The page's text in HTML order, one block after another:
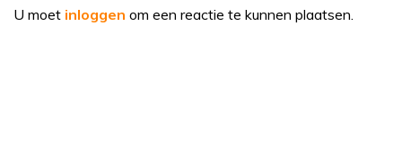
U moet inloggen om een reactie te kunnen plaatsen.